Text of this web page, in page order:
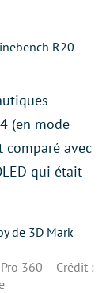
(en mode
comparé avec
qui était
360 – Crédit :